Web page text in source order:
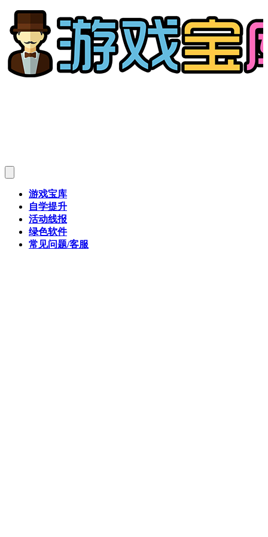
游戏宝库
自学提升
活动线报
绿色软件
常见问题/客服